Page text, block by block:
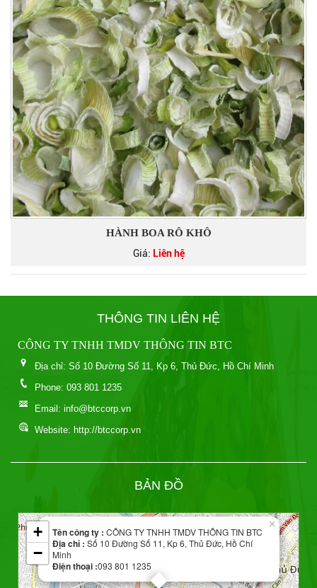
HÀNH BOA RÔ KHÔ
Giá: Liên hệ
THÔNG TIN LIÊN HỆ
CÔNG TY TNHH TMDV THÔNG TIN BTC
Địa chỉ: Số 10 Đường Số 11, Kp 6, Thủ Đức, Hồ Chí Minh
Phone: 093 801 1235
Email: info@btccorp.vn
Website: http://btccorp.vn
BẢN ĐỒ
Tên công ty : CÔNG TY TNHH TMDV THÔNG TIN BTC
Địa chỉ : Số 10 Đường Số 11, Kp 6, Thủ Đức, Hồ Chí
Minh
Điện thoại :093 801 1235
×
+
−